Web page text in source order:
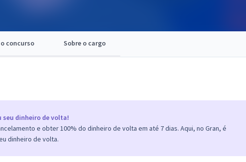
concurso Sobre o cargo
dinheiro de volta!
e obter 100% do dinheiro de volta em até 7 dias. Aqui, no Gran, é
dinheiro de volta.